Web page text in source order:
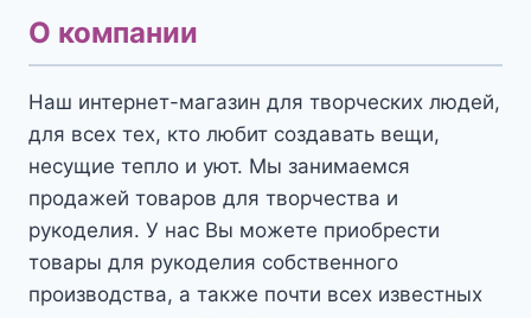
О компании
Наш интернет-магазин для творческих людей,
для всех тех, кто любит создавать вещи,
несущие тепло и уют. Мы занимаемся
продажей товаров для творчества и
рукоделия. У нас Вы можете приобрести
товары для рукоделия собственного
производства, а также почти всех известных